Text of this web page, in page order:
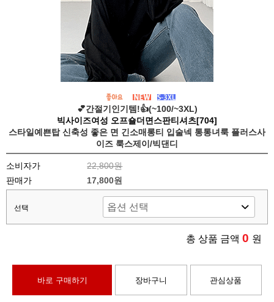
💕간절기인기템!👍(~100/~3XL)
빅사이즈여성 오프숄더면스판티셔츠[704]
스타일예쁜탑 신축성 좋은 면 긴소매롱티 입술넥 통통녀룩 플러스사
이즈 룩스제이/빅댄디
소비자가
22,800원
판매가
17,800원
선택
총 상품 금액 0 원
바로 구매하기 장바구니 관심상품